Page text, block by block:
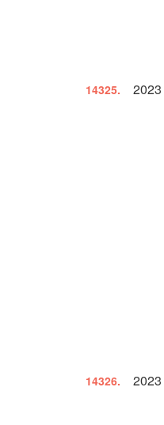
14325. 2023
14326. 2023